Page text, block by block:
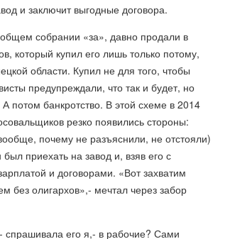
и заключит выгодные договора.
собрании «за», давно продали в
который купил его лишь только потому,
области. Купил не для того, чтобы
предупреждали, что так и будет, но
потом банкротство. В этой схеме в 2014
резко появились стороны:
почему не разъяснили, не отстояли)
приехать на завод и, взяв его с
и договорами. «Вот захватим
без олигархов»,- мечтал через забор
спрашивала его я,- в рабочие? Сами